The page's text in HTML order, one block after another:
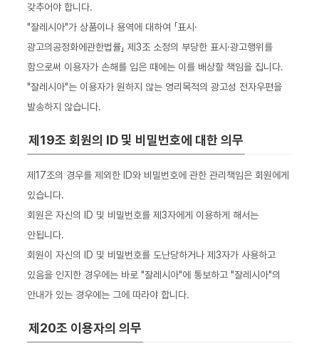
갖추어야 합니다.
"잘레시아"가 상품이나 용역에 대하여 「표시·
광고의공정화에관한법률」 제3조 소정의 부당한 표시·광고행위를
함으로써 이용자가 손해를 입은 때에는 이를 배상할 책임을 집니다.
"잘레시아"는 이용자가 원하지 않는 영리목적의 광고성 전자우편을
발송하지 않습니다.
제19조 회원의 ID 및 비밀번호에 대한 의무
제17조의 경우를 제외한 ID와 비밀번호에 관한 관리책임은 회원에게
있습니다.
회원은 자신의 ID 및 비밀번호를 제3자에게 이용하게 해서는
안됩니다.
회원이 자신의 ID 및 비밀번호를 도난당하거나 제3자가 사용하고
있음을 인지한 경우에는 바로 "잘레시아"에 통보하고 "잘레시아"의
안내가 있는 경우에는 그에 따라야 합니다.
제20조 이용자의 의무